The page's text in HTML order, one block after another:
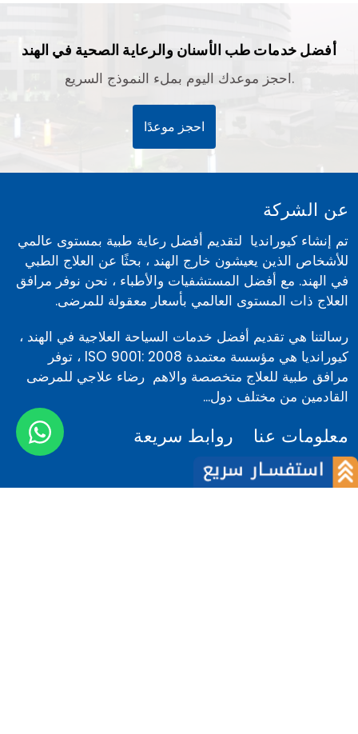
أفضل خدمات طب الأسنان والرعاية الصحية في الهند
احجز موعدك اليوم بملء النموذج السريع.
احجز موعدًا
عن الشركة
تم إنشاء كيورانديا لتقديم أفضل رعاية طبية بمستوى عالمي
للأشخاص الذين يعيشون خارج الهند ، بحثًا عن العلاج الطبي
في الهند. مع أفضل المستشفيات والأطباء ، نحن نوفر مرافق
العلاج ذات المستوى العالمي بأسعار معقولة للمرضى.
رسالتنا هي تقديم أفضل خدمات السياحة العلاجية في الهند ،
كيورانديا هي مؤسسة معتمدة ISO 9001: 2008 ، توفر
مرافق طبية للعلاج متخصصة والاهم رضاء علاجي للمرضى
القادمين من مختلف دول...
معلومات عنا
عن الشركة
روابط سريعة
أخبار